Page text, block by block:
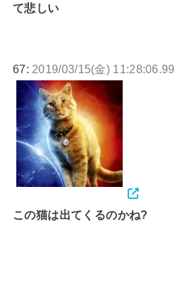
て悲しい
67: 2019/03/15(金) 11:28:06.99
この猫は出てくるのかね?